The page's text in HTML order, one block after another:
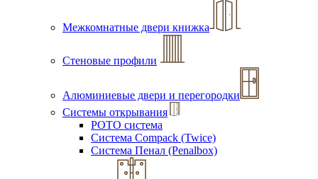
Межкомнатные двери книжка
Стеновые профили
Алюминиевые двери и перегородки
Системы открывания
РОТО система
Система Compack (Twice)
Система Пенал (Penalbox)